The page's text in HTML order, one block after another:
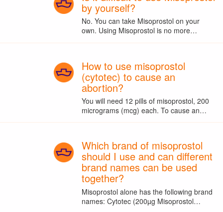
by yourself?
No. You can take Misoprostol on your
own. Using Misoprostol is no more…
How to use misoprostol
(cytotec) to cause an
abortion?
You will need 12 pills of misoprostol, 200
micrograms (mcg) each. To cause an…
Which brand of misoprostol
should I use and can different
brand names can be used
together?
Misoprostol alone has the following brand
names: Cytotec (200µg Misoprostol…